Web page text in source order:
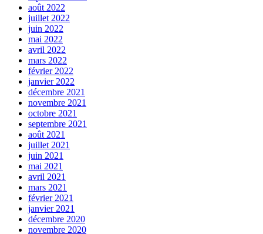
août 2022
juillet 2022
juin 2022
mai 2022
avril 2022
mars 2022
février 2022
janvier 2022
décembre 2021
novembre 2021
octobre 2021
septembre 2021
août 2021
juillet 2021
juin 2021
mai 2021
avril 2021
mars 2021
février 2021
janvier 2021
décembre 2020
novembre 2020